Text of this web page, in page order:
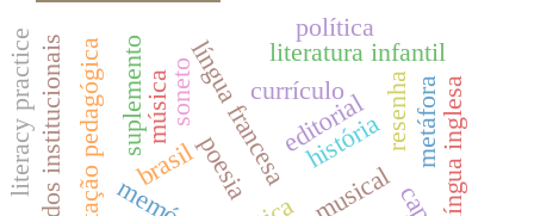
brasil históriaresenha
editorial
língua francesacurrículo
dados institucionais suplemento literatura infantil
poesia
músicasoneto
literacy practice metáfora
política
língua inglesa